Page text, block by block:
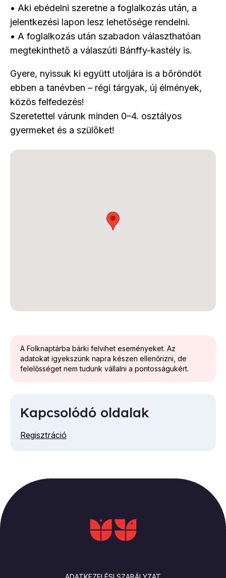
• Aki ebédelni szeretne a foglalkozás után, a
jelentkezési lapon lesz lehetősége rendelni.
• A foglalkozás után szabadon választhatóan
megtekinthető a válaszúti Bánffy-kastély is.
Gyere, nyissuk ki együtt utoljára is a bőröndöt
ebben a tanévben – régi tárgyak, új élmények,
közös felfedezés!
Szeretettel várunk minden 0–4. osztályos
gyermeket és a szülőket!
A Folknaptárba bárki felvihet eseményeket. Az
adatokat igyekszünk napra készen ellenőrizni, de
felelősséget nem tudunk vállalni a pontosságukért.
Kapcsolódó oldalak
Regisztráció